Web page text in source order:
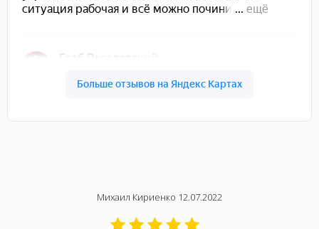
Михаил Кириенко 12.07.2022